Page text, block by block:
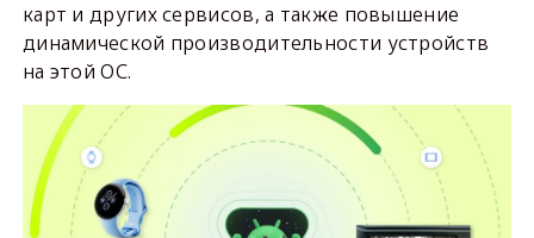
карт и других сервисов, а также повышение
динамической производительности устройств
на этой ОС.